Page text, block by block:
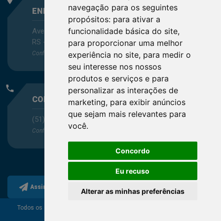
navegação para os seguintes
propósitos: para ativar a
funcionalidade básica do site,
para proporcionar uma melhor
experiência no site, para medir o
seu interesse nos nossos
produtos e serviços e para
personalizar as interações de
marketing, para exibir anúncios
que sejam mais relevantes para
você.
Concordo
Eu recuso
Alterar as minhas preferências
ENDEREÇO
Avenida Itaqui, 45, Bairro Petrópolis, Porto Alegre -
RS - CEP 90460-140
Confira as demaislocalizações no Estado
phone
CONTATO
(51) 3330-5659
Confira os e-mailsaqui
Assine a nossa newsletter
Todos os direitos reservados ao Conselho Regional de